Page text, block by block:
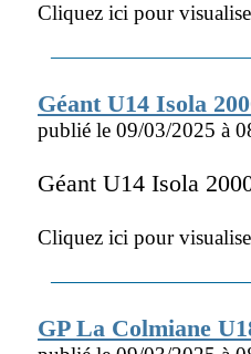
Cliquez ici pour
Géant U14 Isola
publié le 09/03/2025 à
Géant U14 Isola
Cliquez ici pour
GP La Colmiane